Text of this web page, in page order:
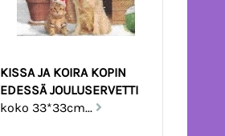
KISSA JA KOIRA KOPIN
EDESSÄ JOULUSERVETTI
koko 33*33cm...